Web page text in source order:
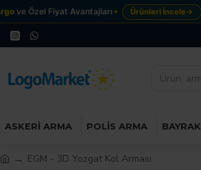
ve Özel Fiyat Avantajları Ürünleri İncele→
ASKERI ARMA POLIS ARMA BAYRAK
EGM - 3D Yozgat Kol Arması